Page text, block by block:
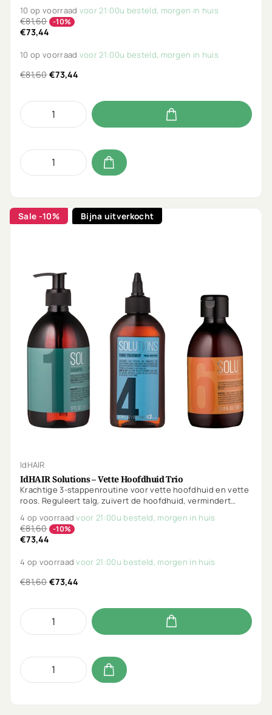
10 op voorraad voor 21:00u besteld, morgen in huis
€81,60 -10%
€73,44
10 op voorraad voor 21:00u besteld, morgen in huis
€81,60€73,44
Sale -10% Bijna uitverkocht
IdHAIR
IdHAIR Solutions – Vette Hoofdhuid Trio
Krachtige 3-stappenroutine voor vette hoofdhuid en vette
roos. Reguleert talg, zuivert de hoofdhuid, vermindert
snel vettig haar en gevoelige hoofdhuid.
4 op voorraadvoor 21:00u besteld, morgen in huis
€81,60 -10%
€73,44
4 op voorraadvoor 21:00u besteld, morgen in huis
€81,60€73,44